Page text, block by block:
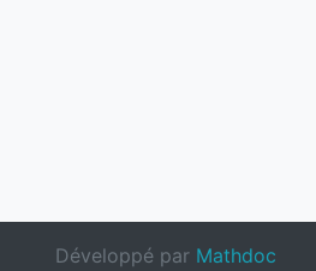
Développé par Mathdoc